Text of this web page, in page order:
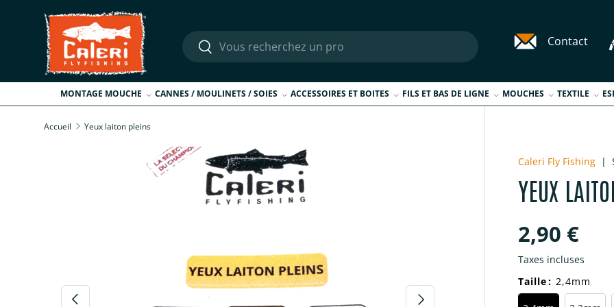
Aller au contenu
Recherche
Rechercher Contact
MONTAGE MOUCHE CANNES / MOULINETS / SOIES ACCESSOIRES ET BOITES FILS ET BAS DE LIGNE MOUCHES TEXTILE
Accueil Yeux laiton pleins
Passer aux informations produits
L’image 4 est maintenant disponible dans la vue de galerie
Précédent Suivant
Caleri Fly Fishing |
YEUX
Prix
2,90 €
Taxes incluses
Taille: 2,4mm